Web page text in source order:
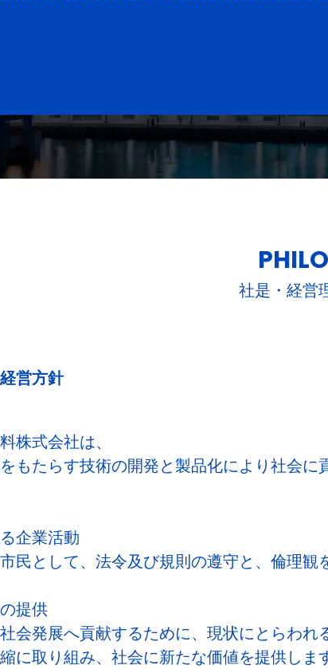
社是・経営
営方針
株式会社は、
もたらす技術の開発と製品化により社会に
企業活動
民として、法令及び規則の遵守と、倫理観
提供
会発展へ貢献するために、現状にとらわ
に取り組み、社会に新たな価値を提供しま